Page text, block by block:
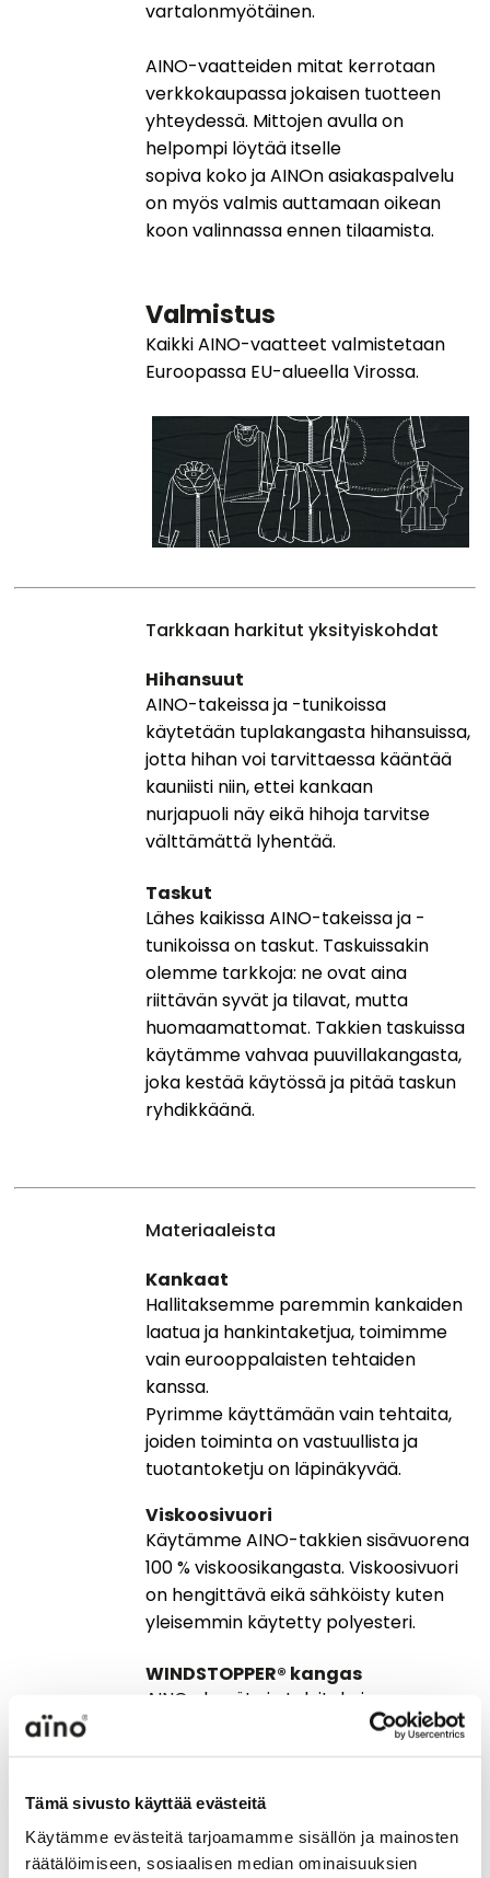
Tämä sivusto käyttää evästeitä
Käytämme evästeitä tarjoamamme sisällön ja mainosten
räätälöimiseen, sosiaalisen median ominaisuuksien
vartalonmyötäinen.
AINO-vaatteiden mitat kerrotaan
verkkokaupassa jokaisen tuotteen
yhteydessä. Mittojen avulla on
helpompi löytää itselle
sopiva koko ja AINOn asiakaspalvelu
on myös valmis auttamaan oikean
koon valinnassa ennen tilaamista.
Valmistus
Kaikki AINO-vaatteet valmistetaan
Euroopassa EU-alueella Virossa.
Tarkkaan harkitut yksityiskohdat
Hihansuut
AINO-takeissa ja -tunikoissa
käytetään tuplakangasta hihansuissa,
jotta hihan voi tarvittaessa kääntää
kauniisti niin, ettei kankaan
nurjapuoli näy eikä hihoja tarvitse
välttämättä lyhentää.
Taskut
Lähes kaikissa AINO-takeissa ja -
tunikoissa on taskut. Taskuissakin
olemme tarkkoja: ne ovat aina
riittävän syvät ja tilavat, mutta
huomaamattomat. Takkien taskuissa
käytämme vahvaa puuvillakangasta,
joka kestää käytössä ja pitää taskun
ryhdikkäänä.
Materiaaleista
Kankaat
Hallitaksemme paremmin kankaiden
laatua ja hankintaketjua, toimimme
vain eurooppalaisten tehtaiden
kanssa.
Pyrimme käyttämään vain tehtaita,
joiden toiminta on vastuullista ja
tuotantoketju on läpinäkyvää.
Viskoosivuori
Käytämme AINO-takkien sisävuorena
100 % viskoosikangasta. Viskoosivuori
on hengittävä eikä sähköisty kuten
yleisemmin käytetty polyesteri.
WINDSTOPPER® kangas
AINOn kevät- ja talvitakeissa on
päällys- ja vuorikankaan välissä
urheilu- ja ulkoilumaailmasta tuttu
joka on 100 % tuulenpitävä. Materiaali
on vettä hylkivä, erittäin hengittävä ja
miellyttävä erilaisissa lämpötiloissa.